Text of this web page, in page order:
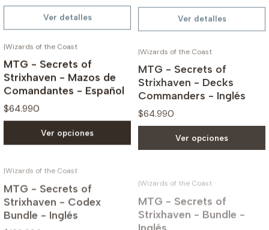
Ver detalles Ver detalles
|Wizards of the Coast
MTG - Secrets of
Strixhaven - Mazos de
Comandantes - Español
$64.990
Ver opciones
MTG - Secrets of
Strixhaven - Decks
Commanders - Inglés
Ver opciones
MTG - Secrets of
Strixhaven - Codex
Bundle - Inglés
$139.990
|Wizards of the Coast
Strixhaven - Bundle -
Inglés
$69.990